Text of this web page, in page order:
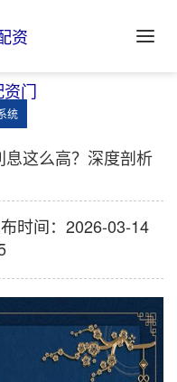
资
门
统
这么高？深度剖析
时间：2026-03-14